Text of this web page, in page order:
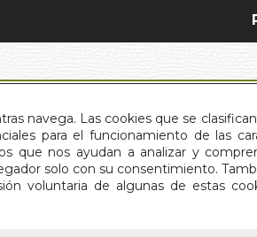
navega. Las cookies que se
para el funcionamiento de las
que nos ayudan a analizar y
solo con su consentimiento.
voluntaria de algunas de estas
SOMOS CONTACTO